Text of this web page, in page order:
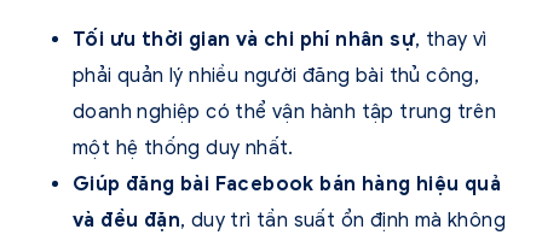
Tối ưu thời gian và chi phí nhân sự, thay vì
phải quản lý nhiều người đăng bài thủ công,
doanh nghiệp có thể vận hành tập trung trên
một hệ thống duy nhất.
Giúp đăng bài Facebook bán hàng hiệu quả
và đều đặn, duy trì tần suất ổn định mà không